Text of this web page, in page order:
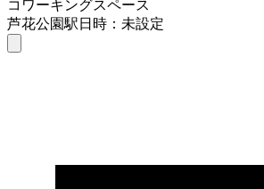
コワーキングスペース
芦花公園駅日時：未設定